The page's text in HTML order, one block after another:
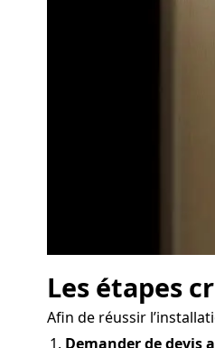
Les étapes
Afin de réussir
Demander de devis